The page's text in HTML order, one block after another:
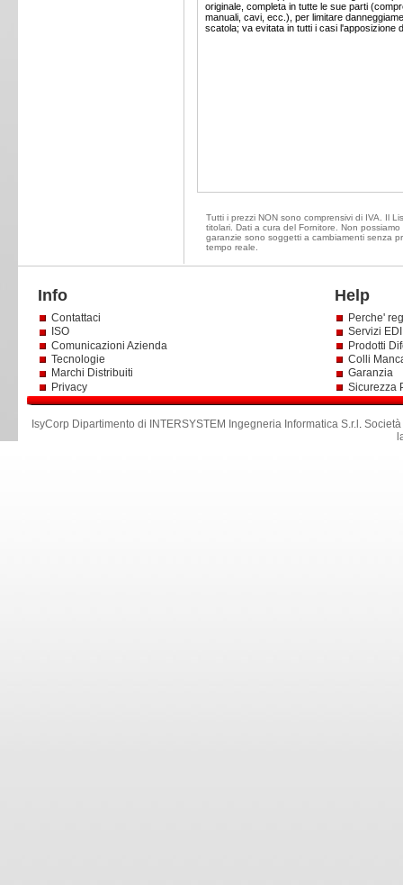
originale, completa in tutte le sue parti
manuali, cavi, ecc.), per limitare
scatola; va evitata in tutti i casi l'apposizione
Tutti i prezzi NON sono comprensivi di IVA. Il
titolari. Dati a cura del Fornitore. Non
garanzie sono soggetti a cambiamenti senza
tempo reale.
Info Help
Contattaci
ISO
Comunicazioni Azienda
Tecnologie
Marchi Distribuiti
Privacy
Perche'
Servizi
Prodotti
Colli
Garanzia
Sicurezza
IsyCorp Dipartimento di INTERSYSTEM Ingegneria Informatica S.r.l .